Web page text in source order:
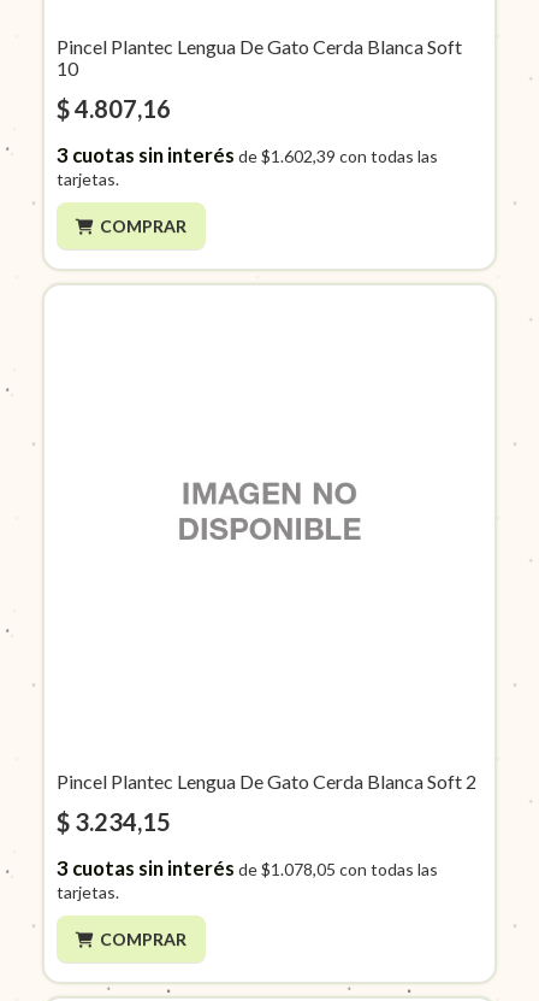
Pincel Plantec Lengua De Gato Cerda Blanca Soft
10
$ 4.807,16
3cuotas sin interés de$1.602,39 con todas las
tarjetas.
COMPRAR
Pincel Plantec Lengua De Gato Cerda Blanca Soft 2
$ 3.234,15
3cuotas sin interés de$1.078,05 con todas las
tarjetas.
COMPRAR